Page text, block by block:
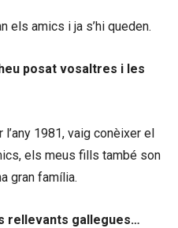
els amics i ja s’hi queden.
posat vosaltres i les
1981, vaig conèixer el
els meus fills també son
gran família.
rellevants gallegues…